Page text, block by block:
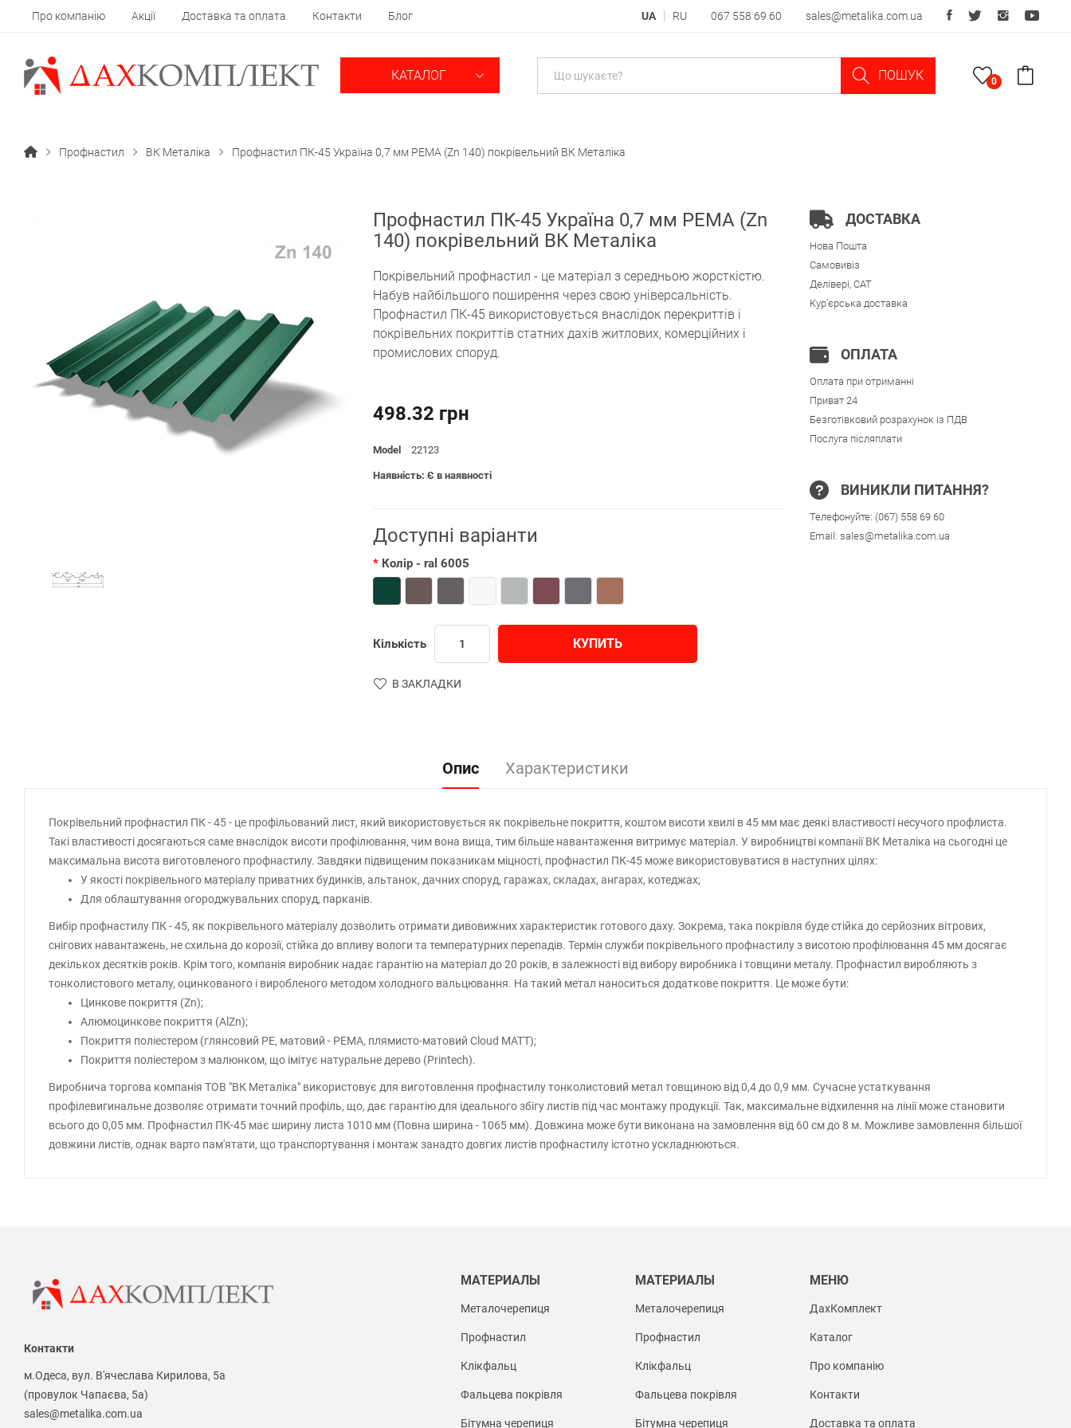
Про компанію Акції Доставка та оплата Контакти Блог UA RU 067 558 69 60 sales@metalika.com.ua
КАТАЛОГ ПОШУК 0
Профнастил ВК Металіка Профнастил ПК-45 Україна 0,7 мм PEMA (Zn 140) покрівельний ВК Металіка
Профнастил ПК-45 Україна 0,7 мм PEMA (Zn
140) покрівельний ВК Металіка
Покрівельний профнастил - це матеріал з середньою жорсткістю.
Набув найбільшого поширення через свою універсальність.
Профнастил ПК-45 використовується внаслідок перекриттів і
покрівельних покриттів статних дахів житлових, комерційних і
промислових споруд.
498.32 грн
Model 22123
Наявність: Є в наявності
Доступні варіанти
Колір - ral 6005
Кількість КУПИТЬ
В ЗАКЛАДКИ
ДОСТАВКА
Нова Пошта
Самовивіз
Делівері, CAT
Кур'єрська доставка
ОПЛАТА
Оплата при отриманні
Приват 24
Безготівковий розрахунок із ПДВ
Послуга післяплати
ВИНИКЛИ ПИТАННЯ?
Телефонуйте: (067) 558 69 60
Email: sales@metalika.com.ua
Опис Характеристики
Покрівельний профнастил ПК - 45 - це профільований лист, який використовується як покрівельне покриття, коштом висоти хвилі в 45 мм має деякі властивості несучого профлиста.
Такі властивості досягаються саме внаслідок висоти профілювання, чим вона вища, тим більше навантаження витримує матеріал. У виробництві компанії ВК Металіка на сьогодні це
максимальна висота виготовленого профнастилу. Завдяки підвищеним показникам міцності, профнастил ПК-45 може використовуватися в наступних цілях:
У якості покрівельного матеріалу приватних будинків, альтанок, дачних споруд, гаражах, складах, ангарах, котеджах;
Для облаштування огороджувальних споруд, парканів.
Вибір профнастилу ПК - 45, як покрівельного матеріалу дозволить отримати дивовижних характеристик готового даху. Зокрема, така покрівля буде стійка до серйозних вітрових,
снігових навантажень, не схильна до корозії, стійка до впливу вологи та температурних перепадів. Термін служби покрівельного профнастилу з висотою профілювання 45 мм досягає
декількох десятків років. Крім того, компанія виробник надає гарантію на матеріал до 20 років, в залежності від вибору виробника і товщини металу. Профнастил виробляють з
тонколистового металу, оцинкованого і виробленого методом холодного вальцювання. На такий метал наноситься додаткове покриття. Це може бути:
Цинкове покриття (Zn);
Алюмоцинкове покриття (AlZn);
Покриття поліестером (глянсовий РЕ, матовий - РЕМА, плямисто-матовий Cloud MATT);
Покриття поліестером з малюнком, що імітує натуральне дерево (Printech).
Виробнича торгова компанія ТОВ "ВК Металіка" використовує для виготовлення профнастилу тонколистовий метал товщиною від 0,4 до 0,9 мм. Сучасне устаткування
профілевигинальне дозволяє отримати точний профіль, що, дає гарантію для ідеального збігу листів під час монтажу продукції. Так, максимальне відхилення на лінії може становити
всього до 0,05 мм. Профнастил ПК-45 має ширину листа 1010 мм (Повна ширина - 1065 мм). Довжина може бути виконана на замовлення від 60 см до 8 м. Можливе замовлення більшої
довжини листів, однак варто пам'ятати, що транспортування і монтаж занадто довгих листів профнастилу істотно ускладнюються.
Контакти
м.Одеса, вул. В'ячеслава Кирилова, 5а
(провулок Чапаєва, 5а)
sales@metalika.com.ua
МАТЕРИАЛЫ
Металочерепиця
Профнастил
Клікфальц
Фальцева покрівля
Бітумна черепиця
МАТЕРИАЛЫ
Металочерепиця
Профнастил
Клікфальц
Фальцева покрівля
Бітумна черепиця
МЕНЮ
ДахКомплект
Каталог
Про компанію
Контакти
Доставка та оплата